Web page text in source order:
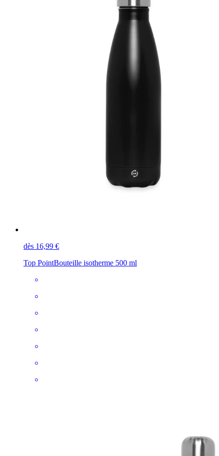
dès 16,99 €
Top PointBouteille isotherme 500 ml